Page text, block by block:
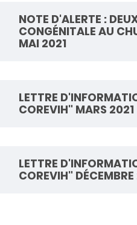
NOTE D'ALERTE :
CONGÉNITALE AU
MAI 2021
LETTRE
COREVIH" MARS 2021
LETTRE
COREVIH"